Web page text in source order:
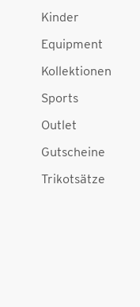
Kinder
Equipment
Kollektionen
Sports
Outlet
Gutscheine
Trikotsätze